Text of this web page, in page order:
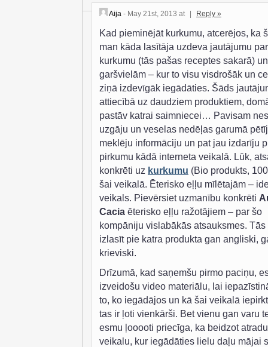
Aija - May 21st, 2013 at Reply »
Kad pieminējāt kurkumu, atcerējos, ka
man kāda lasītāja uzdeva jautājumu par
kurkumu (tās pašas receptes sakarā) un
garšvielām – kur to visu visdrošāk un
ziņā izdevīgāk iegādāties. Šāds
attiecībā uz daudziem produktiem,
pastāv katrai saimniecei… Pavisam
uzgāju un veselas nedēļas garumā
meklēju informāciju un pat jau izdarīju
pirkumu kādā interneta veikalā. Lūk,
konkrēti uz kurkumu (Bio produkts,
šai veikalā. Ēterisko eļļu mīlētajām –
veikals. Pievērsiet uzmanību konkrēti
Cacia ēterisko eļļu ražotājiem – par šo
kompāniju vislabākās atsauksmes. Tās
izlasīt pie katra produkta gan angliski,
krieviski.
Drīzumā, kad saņemšu pirmo paciņu,
izveidošu video materiālu, lai
to, ko iegādājos un kā šai veikalā
tas ir ļoti vienkārši. Bet vienu gan varu
esmu ļooooti priecīga, ka beidzot atradu
veikalu, kur iegādāties lielu daļu mājai